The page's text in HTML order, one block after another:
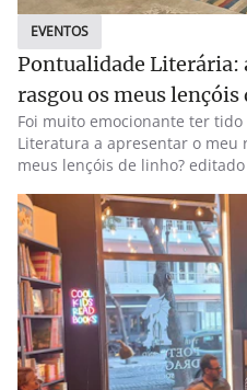
EVENTOS
Pontualidade Literária:
rasgou os meus
Jorge, na Casa do
Foi muito emocionante ter
Literatura a apresentar o meu
meus lençóis de linho?